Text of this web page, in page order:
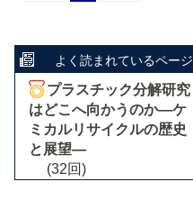
よく読まれているページ
プラスチック分解研究
はどこへ向かうのか―ケ
ミカルリサイクルの歴史
と展望―
(32回)